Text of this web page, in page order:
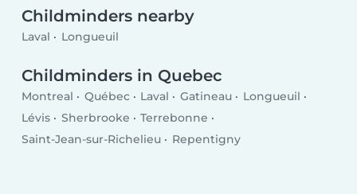
Childminders nearby
Laval Longueuil
Childminders in Quebec
Montreal Québec Laval Gatineau
Longueuil
Lévis
Sherbrooke
Terrebonne
Saint-Jean-sur-Richelieu
Repentigny